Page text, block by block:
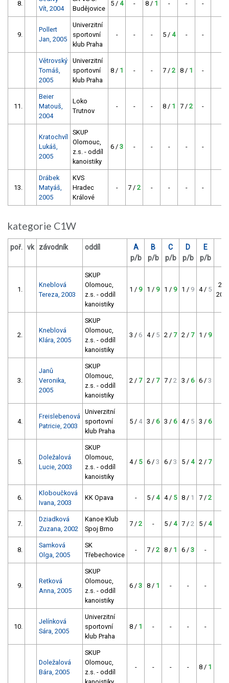
8.
Vít, 2004
Budějovice
5 / 4 - 8 / 1 - - -
9.
Pollert
Jan, 2005
Univerzitní
sportovní
klub Praha
- - - 5 / 4 - -
Větrovský
Tomáš,
2005
Univerzitní
sportovní
klub Praha
8 / 1 - - 7 / 2 8 / 1 -
11.
Beier
Matouš,
2004
Loko
Trutnov
- - - 8 / 1 7 / 2 -
Kratochvíl
Lukáš,
2005
SKUP
Olomouc,
z.s. - oddíl
kanoistiky
6 / 3 - - - - -
13.
Drábek
Matyáš,
2005
KVS
Hradec
Králové
- 7 / 2 - - - -
kategorie C1W
poř. vk závodník oddíl
A
p/b
B
p/b
C
p/b
D
p/b
E
p/b
1.
Kneblová
Tereza, 2003
SKUP
Olomouc,
z.s. - oddíl
kanoistiky
1 / 9 1 / 9 1 / 9 1 / 9 4 / 5
2.
2.
Kneblová
Klára, 2005
SKUP
Olomouc,
z.s. - oddíl
kanoistiky
3 / 6 4 / 5 2 / 7 2 / 7 1 / 9
3.
Janů
Veronika,
2005
SKUP
Olomouc,
z.s. - oddíl
kanoistiky
2 / 7 2 / 7 7 / 2 3 / 6 6 / 3
4.
Freislebenová
Patricie, 2003
Univerzitní
sportovní
klub Praha
5 / 4 3 / 6 3 / 6 4 / 5 3 / 6
5.
Doležalová
Lucie, 2003
SKUP
Olomouc,
z.s. - oddíl
kanoistiky
4 / 5 6 / 3 6 / 3 5 / 4 2 / 7
6.
Kloboučková
Ivana, 2003
KK Opava - 5 / 4 4 / 5 8 / 1 7 / 2
7.
Dziadková
Zuzana, 2002
Kanoe Klub
Spoj Brno
7 / 2 - 5 / 4 7 / 2 5 / 4
8.
Samková
Olga, 2005
SK
Třebechovice
- 7 / 2 8 / 1 6 / 3 -
9.
Retková
Anna, 2005
SKUP
Olomouc,
z.s. - oddíl
kanoistiky
6 / 3 8 / 1 - - -
10.
Jelínková
Sára, 2005
Univerzitní
sportovní
klub Praha
8 / 1 - - - -
Doležalová
Bára, 2005
SKUP
Olomouc,
z.s. - oddíl
- - - - 8 / 1